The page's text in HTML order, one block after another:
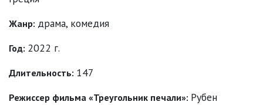
Жанр: драма, комедия
Год: 2022 г.
Длительность: 147
Режиссер фильма «Треугольник печали»: Рубен